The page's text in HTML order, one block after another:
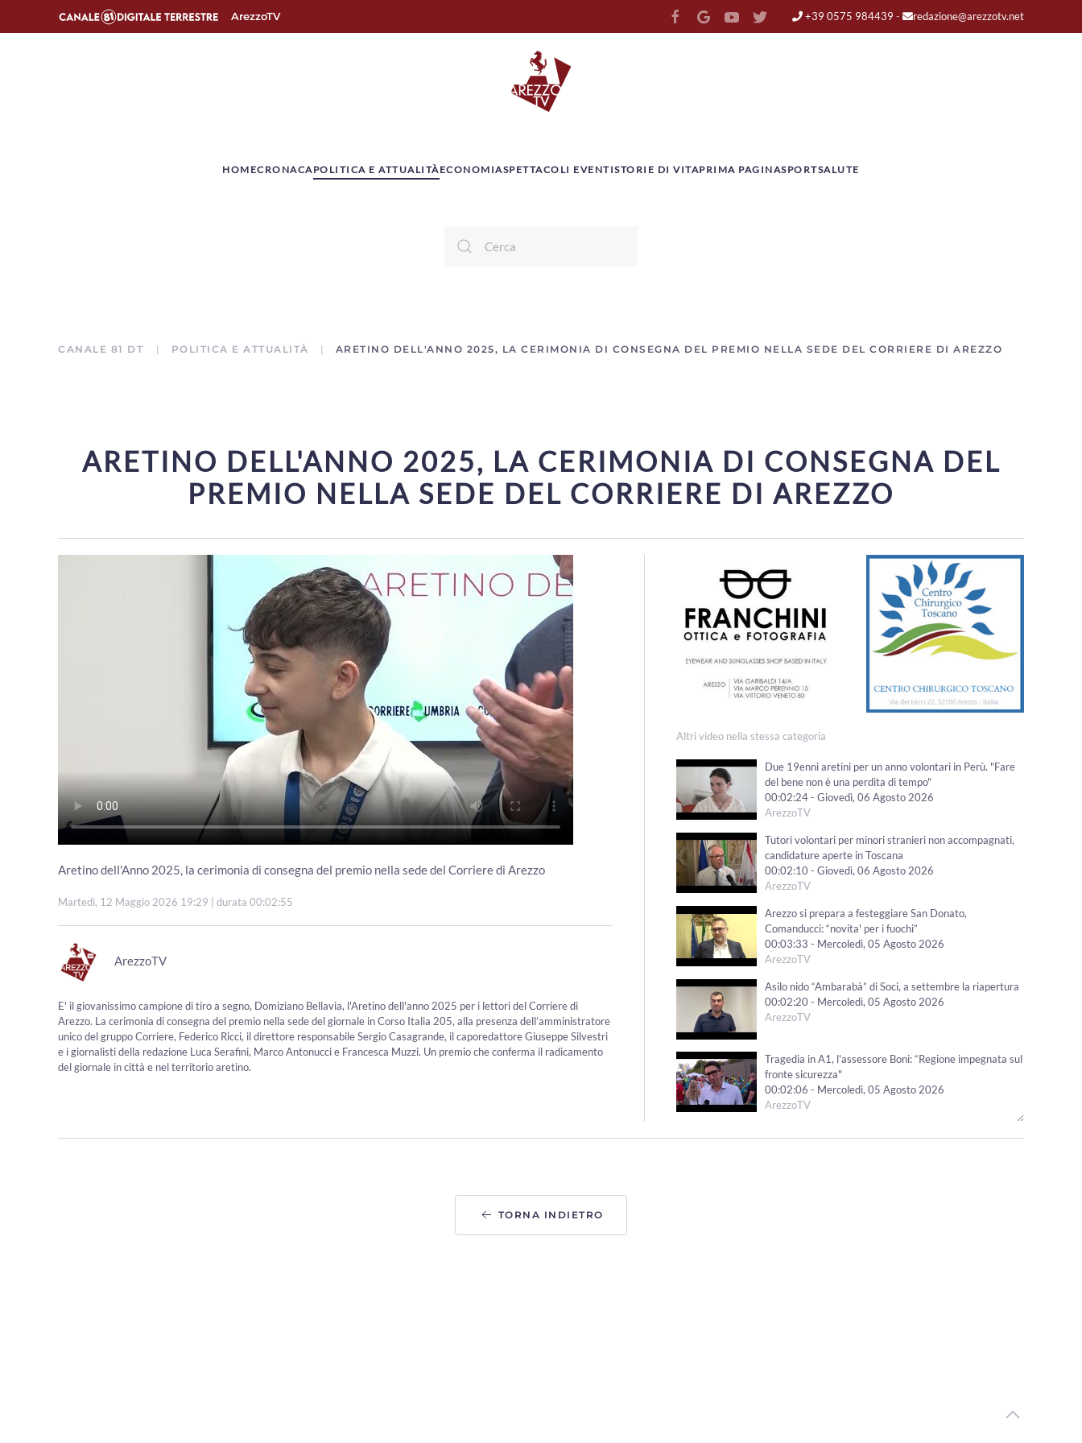
ArezzoTV +39 0575 984439 - redazione@arezzotv.net
­HOMECRONACAPOLITICA E ATTUALITÀECONOMIASPETTACOLI EVENTISTORIE DI VITAPRIMA PAGINASPORTSALUTE
CANALE 81 DT POLITICA E ATTUALITÀ ARETINO DELL'ANNO 2025, LA CERIMONIA DI CONSEGNA DEL PREMIO NELLA SEDE DEL CORRIERE DI AREZZO
ARETINO DELL'ANNO 2025, LA CERIMONIA DI CONSEGNA DEL
PREMIO NELLA SEDE DEL CORRIERE DI AREZZO
Aretino dell'Anno 2025, la cerimonia di consegna del premio nella sede del Corriere di Arezzo
Martedì, 12 Maggio 2026 19:29 | durata 00:02:55
ArezzoTV
E' il giovanissimo campione di tiro a segno, Domiziano Bellavia, l'Aretino dell'anno 2025 per i lettori del Corriere di
Arezzo. La cerimonia di consegna del premio nella sede del giornale in Corso Italia 205, alla presenza dell’amministratore
unico del gruppo Corriere, Federico Ricci, il direttore responsabile Sergio Casagrande, il caporedattore Giuseppe Silvestri
e i giornalisti della redazione Luca Serafini, Marco Antonucci e Francesca Muzzi. Un premio che conferma il radicamento
del giornale in città e nel territorio aretino.
Altri video nella stessa categoria
Due 19enni aretini per un anno volontari in Perù. "Fare
del bene non è una perdita di tempo"
00:02:24 - Giovedì, 06 Agosto 2026
ArezzoTV
Tutori volontari per minori stranieri non accompagnati,
candidature aperte in Toscana
00:02:10 - Giovedì, 06 Agosto 2026
ArezzoTV
Arezzo si prepara a festeggiare San Donato,
Comanducci: “novita' per i fuochi”
00:03:33 - Mercoledì, 05 Agosto 2026
ArezzoTV
Asilo nido “Ambarabà” di Soci, a settembre la riapertura
00:02:20 - Mercoledì, 05 Agosto 2026
ArezzoTV
Tragedia in A1, l'assessore Boni: “Regione impegnata sul
fronte sicurezza"
00:02:06 - Mercoledì, 05 Agosto 2026
ArezzoTV
TORNA INDIETRO